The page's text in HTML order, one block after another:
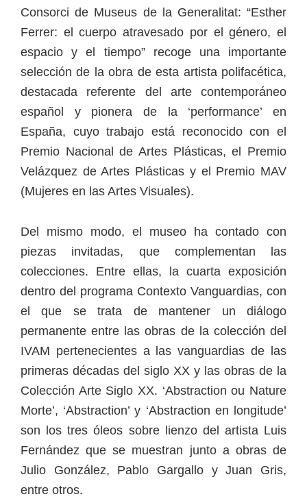
Consorci de Museus de la Generalitat: “Esther
Ferrer: el cuerpo atravesado por el género, el
espacio y el tiempo” recoge una importante
selección de la obra de esta artista polifacética,
destacada referente del arte contemporáneo
español y pionera de la ‘performance’ en
España, cuyo trabajo está reconocido con el
Premio Nacional de Artes Plásticas, el Premio
Velázquez de Artes Plásticas y el Premio MAV
(Mujeres en las Artes Visuales).
Del mismo modo, el museo ha contado con
piezas invitadas, que complementan las
colecciones. Entre ellas, la cuarta exposición
dentro del programa Contexto Vanguardias, con
el que se trata de mantener un diálogo
permanente entre las obras de la colección del
IVAM pertenecientes a las vanguardias de las
primeras décadas del siglo XX y las obras de la
Colección Arte Siglo XX. ‘Abstraction ou Nature
Morte’, ‘Abstraction’ y ‘Abstraction en longitude’
son los tres óleos sobre lienzo del artista Luis
Fernández que se muestran junto a obras de
Julio González, Pablo Gargallo y Juan Gris,
entre otros.